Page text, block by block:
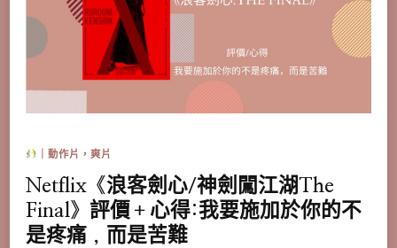
｜動作片，爽片
Netflix《浪客劍心/神劍闖江湖The
Final》評價＋心得:我要施加於你的不
是疼痛，而是苦難